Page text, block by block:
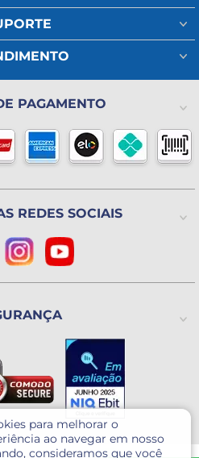
para melhorar o
ao navegar em nosso
consideramos que você
Conta
Conosco
Pedidos
Desejos
Blog
Técnica
Privacidade
ou Devoluções
93802-1111
2325-4371
atendimento
feira das 8h às 18h
Feriados)
André / SP
09220-611
chegar?
0001-60
PAGAMENTO
REDES SOCIAIS